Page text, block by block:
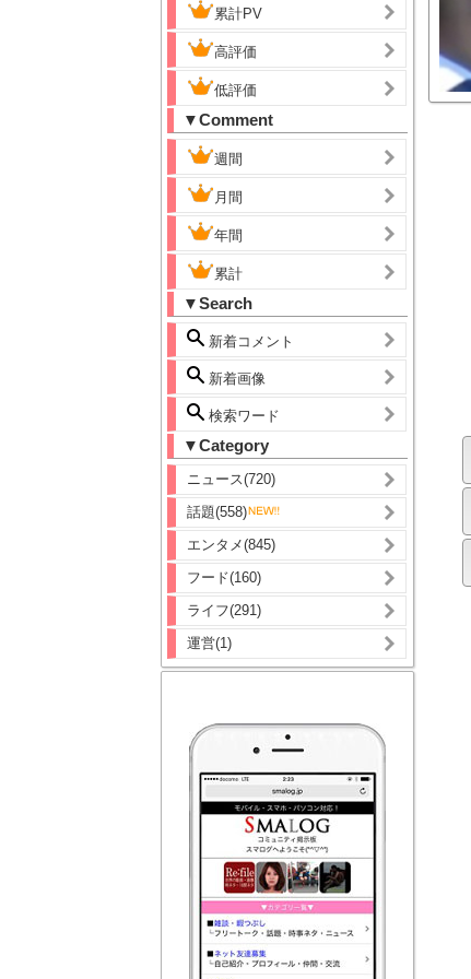
累計PV
高評価
低評価
▼Comment
週間
月間
年間
累計
▼Search
新着コメント
新着画像
検索ワード
▼Category
ニュース(720)
話題(558)
エンタメ(845)
フード(160)
ライフ(291)
運営(1)